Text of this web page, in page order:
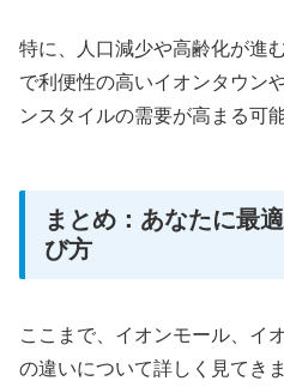
特に、人口減少や高齢化が進
で利便性の高いイオンタウン
ンスタイルの需要が高まる可
まとめ：あなたに最
び方
ここまで、イオンモール、イ
の違いについて詳しく見てき